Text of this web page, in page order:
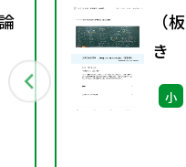
（
き
を
（
小